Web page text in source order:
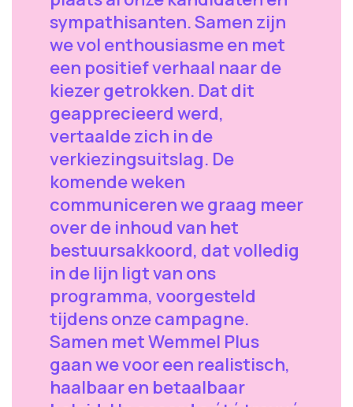
sympathisanten. Samen zijn
we vol enthousiasme en met
een positief verhaal naar de
kiezer getrokken. Dat dit
geapprecieerd werd,
vertaalde zich in de
verkiezingsuitslag. De
komende weken
communiceren we graag meer
over de inhoud van het
bestuursakkoord, dat volledig
in de lijn ligt van ons
programma, voorgesteld
tijdens onze campagne.
Samen met Wemmel Plus
gaan we voor een realistisch,
haalbaar en betaalbaar